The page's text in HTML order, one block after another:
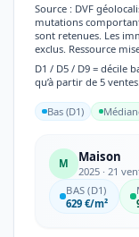
Source : DVF
mutations
sont retenues. Les
exclus. Ressource
D1 / D5 / D9 = décile
qu’à partir de 5 ventes.
Bas (D1)
M Maison
2025 · 21
BAS (D1)
629 €/m²